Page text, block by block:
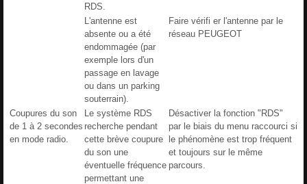
RDS.
L'antenne est
absente ou a été
endommagée (par
exemple lors d'un
passage en lavage
ou dans un parking
souterrain).
Faire vérifi er l'antenne par le
réseau PEUGEOT
Coupures du son
de 1 à 2 secondes
en mode radio.
Le système RDS
recherche pendant
cette brève coupure
du son une
éventuelle fréquence
permettant une
Désactiver la fonction "RDS"
par le biais du menu raccourci si
le phénomène est trop fréquent
et toujours sur le même
parcours.